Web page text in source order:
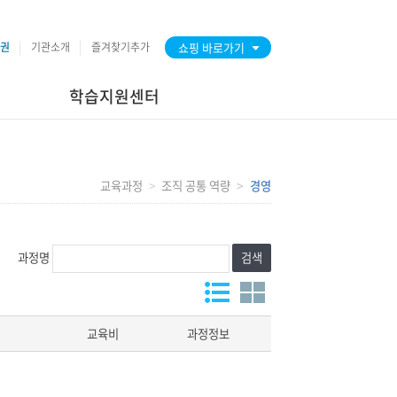
기관소개 즐겨찾기추가 쇼핑 바로가기
학습지원센터
교육과정 조직 공통 역량 경영
과정명 검색
교육비 과정정보